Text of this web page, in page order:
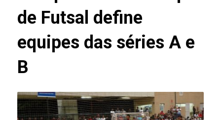
de Futsal define
equipes das séries A e
B